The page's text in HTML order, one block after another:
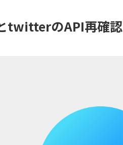
twitterのAPI再確認